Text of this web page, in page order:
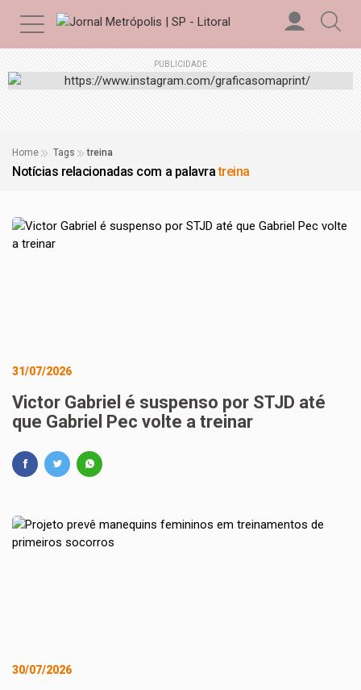
PUBLICIDADE
Home Tags treina
Notícias relacionadas com a palavratreina
31/07/2026
Victor Gabriel é suspenso por STJD até
que Gabriel Pec volte a treinar
30/07/2026